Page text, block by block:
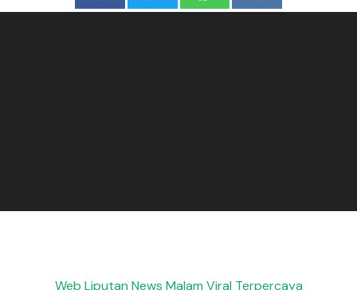
Web Liputan News Malam Viral Terpercaya